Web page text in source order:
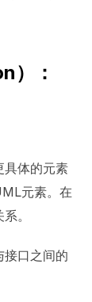
：
具体的元素
元素。在
。
接口之间的